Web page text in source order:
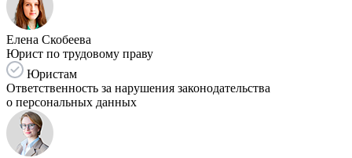
Елена Скобеева
Юрист по трудовому праву
Юристам
Ответственность за нарушения законодательства
о персональных данных